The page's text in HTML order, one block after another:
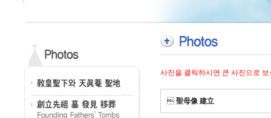
사진을 클릭하시면 큰 사진으로
 聖母像 建立